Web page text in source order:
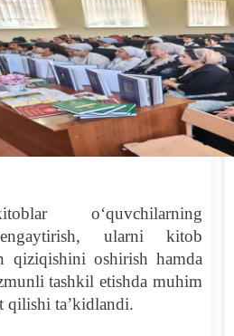
o‘quvchilarning
ularni kitob
qiziqishini oshirish hamda
tashkil etishda muhim
qilishi ta’kidlandi.